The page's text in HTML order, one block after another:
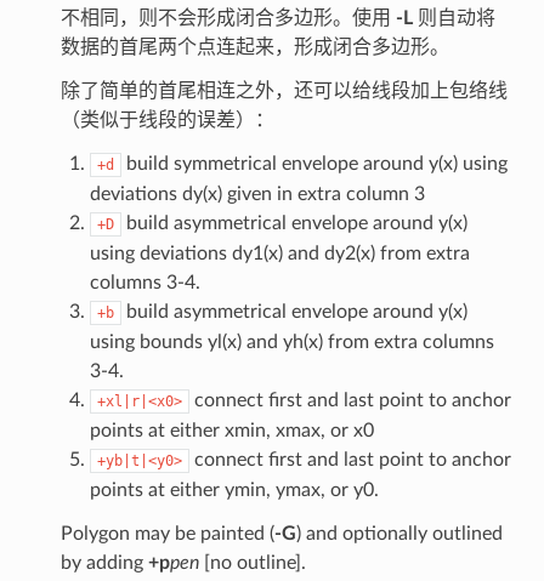
不相同，则不会形成闭合多边形。使用 -L则自动将
数据的首尾两个点连起来，形成闭合多边形。
除了简单的首尾相连之外，还可以给线段加上包络线
（类似于线段的误差）：
+d
build symmetrical envelope around y(x) using
deviations dy(x) given in extra column 3
+D
build asymmetrical envelope around y(x)
using deviations dy1(x) and dy2(x) from extra
columns 3-4.
+b
build asymmetrical envelope around y(x)
using bounds yl(x) and yh(x) from extra columns
3-4.
+xl|r|<x0>
connect first and last point to anchor
points at either xmin, xmax, or x0
+yb|t|<y0>
connect first and last point to anchor
points at either ymin, ymax, or y0.
Polygon may be painted (-G) and optionally outlined
by adding +ppen[no outline].